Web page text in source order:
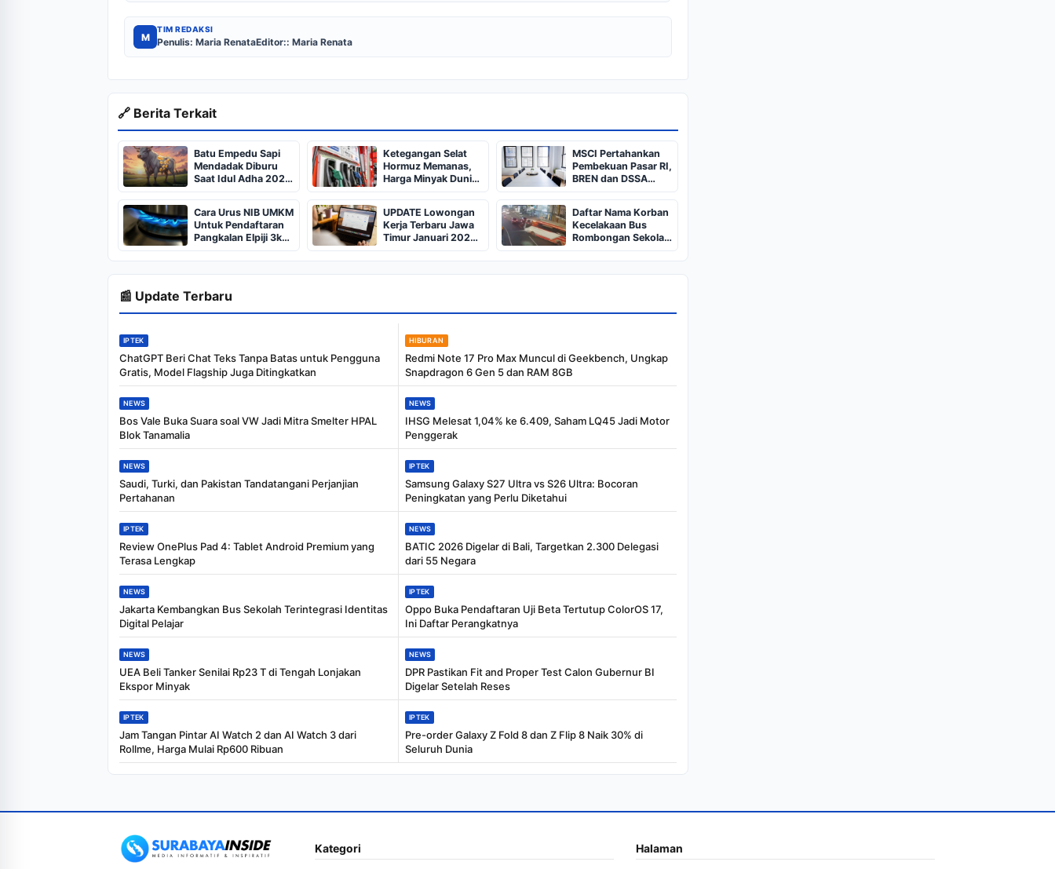
M
TIM REDAKSI
Penulis: Maria RenataEditor:: Maria Renata
🔗 Berita Terkait
Batu Empedu Sapi
Mendadak Diburu
Saat Idul Adha 2026,
Dari Isi Perut Jadi
Komoditas Puluhan
Juta
Ketegangan Selat
Hormuz Memanas,
Harga Minyak Dunia
Dekati US$ 108
MSCI Pertahankan
Pembekuan Pasar RI,
BREN dan DSSA
Terancam Keluar dari
Indeks
Cara Urus NIB UMKM
Untuk Pendaftaran
Pangkalan Elpiji 3kg,
Kebijakan Baru
Penjualan LPG 3
Kilogram
UPDATE Lowongan
Kerja Terbaru Jawa
Timur Januari 2025,
Siapkan CV dan
Persyaratan
Daftar Nama Korban
Kecelakaan Bus
Rombongan Sekolah
dari Bali di Kota Batu:
Salah Satunya Ada
Balita
📰 Update Terbaru
IPTEK
ChatGPT Beri Chat Teks Tanpa Batas untuk Pengguna
Gratis, Model Flagship Juga Ditingkatkan
HIBURAN
Redmi Note 17 Pro Max Muncul di Geekbench, Ungkap
Snapdragon 6 Gen 5 dan RAM 8GB
NEWS
Bos Vale Buka Suara soal VW Jadi Mitra Smelter HPAL
Blok Tanamalia
NEWS
IHSG Melesat 1,04% ke 6.409, Saham LQ45 Jadi Motor
Penggerak
NEWS
Saudi, Turki, dan Pakistan Tandatangani Perjanjian
Pertahanan
IPTEK
Samsung Galaxy S27 Ultra vs S26 Ultra: Bocoran
Peningkatan yang Perlu Diketahui
IPTEK
Review OnePlus Pad 4: Tablet Android Premium yang
Terasa Lengkap
NEWS
BATIC 2026 Digelar di Bali, Targetkan 2.300 Delegasi
dari 55 Negara
NEWS
Jakarta Kembangkan Bus Sekolah Terintegrasi Identitas
Digital Pelajar
IPTEK
Oppo Buka Pendaftaran Uji Beta Tertutup ColorOS 17,
Ini Daftar Perangkatnya
NEWS
UEA Beli Tanker Senilai Rp23 T di Tengah Lonjakan
Ekspor Minyak
NEWS
DPR Pastikan Fit and Proper Test Calon Gubernur BI
Digelar Setelah Reses
IPTEK
Jam Tangan Pintar AI Watch 2 dan AI Watch 3 dari
Rollme, Harga Mulai Rp600 Ribuan
IPTEK
Pre-order Galaxy Z Fold 8 dan Z Flip 8 Naik 30% di
Seluruh Dunia
Kategori Halaman